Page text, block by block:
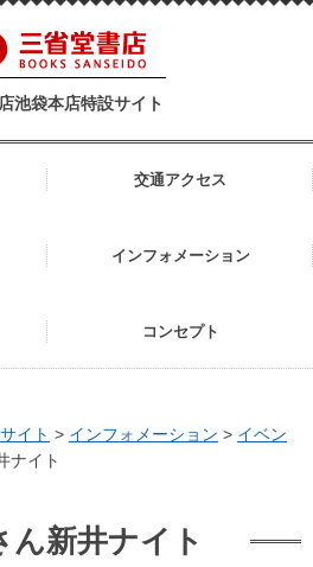
池袋本店特設サイト
交通アクセス
インフォメーション
コンセプト
イト > インフォメーション > イベン
ナイト
ん新井ナイト